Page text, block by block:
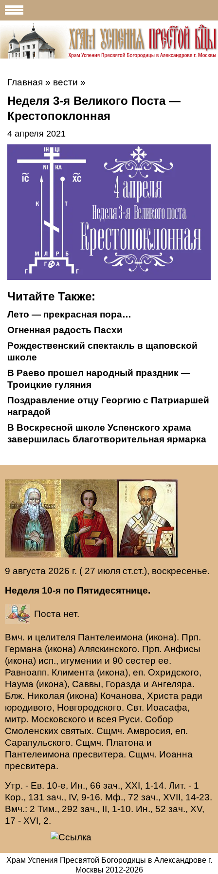
Главная » вести »
Неделя 3-я Великого Поста —
Крестопоклонная
4 апреля 2021
Читайте Также:
Лето — прекрасная пора…
Огненная радость Пасхи
Рождественский спектакль в щаповской
школе
В Раево прошел народный праздник —
Троицкие гуляния
Поздравление отцу Георгию с Патриаршей
наградой
В Воскресной школе Успенского храма
завершилась благотворительная ярмарка
9 августа 2026 г. ( 27 июля ст.ст.), воскресенье.
Неделя 10-я по Пятидесятнице.
Поста нет.
Вмч. и целителя Пантелеимона (икона). Прп.
Германа (икона) Аляскинского. Прп. Анфисы
(икона) исп., игумении и 90 сестер ее.
Равноапп. Климента (икона), еп. Охридского,
Наума (икона), Саввы, Горазда и Ангеляра.
Блж. Николая (икона) Кочанова, Христа ради
юродивого, Новгородского. Свт. Иоасафа,
митр. Московского и всея Руси. Собор
Смоленских святых. Сщмч. Амвросия, еп.
Сарапульского. Сщмч. Платона и
Пантелеимона пресвитера. Сщмч. Иоанна
пресвитера.
Утр. - Ев. 10-е, Ин., 66 зач., XXI, 1-14. Лит. - 1
Кор., 131 зач., IV, 9-16. Мф., 72 зач., XVII, 14-23.
Вмч.: 2 Тим., 292 зач., II, 1-10. Ин., 52 зач., XV,
17 - XVI, 2.
Храм Успения Пресвятой Богородицы в Александрове г.
Москвы 2012-2026